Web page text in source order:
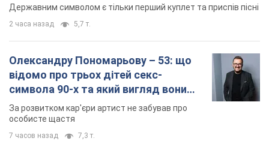
Державним символом є тільки перший куплет та приспів пісні
2 часа назад 5,7 т.
Олександру Пономарьову – 53: що
відомо про трьох дітей секс-
символа 90-х та який вигляд вони
мають
За розвитком кар'єри артист не забував про
особисте щастя
7 часов назад 7,3 т.